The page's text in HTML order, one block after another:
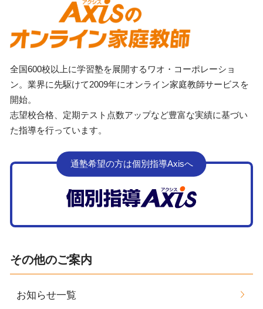
全国600校以上に学習塾を展開するワオ・コーポレーショ
ン。業界に先駆けて2009年にオンライン家庭教師サービスを
開始。
志望校合格、定期テスト点数アップなど豊富な実績に基づい
た指導を行っています。
通塾希望の方は個別指導Axisへ
その他のご案内
お知らせ一覧